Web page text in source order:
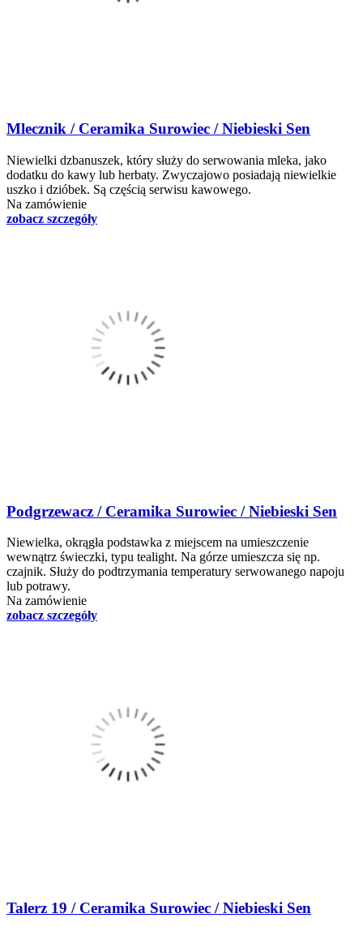
Mlecznik / Ceramika Surowiec / Niebieski Sen
Niewielki dzbanuszek, który służy do serwowania mleka, jako
dodatku do kawy lub herbaty. Zwyczajowo posiadają niewielkie
uszko i dzióbek. Są częścią serwisu kawowego.
Na zamówienie
zobacz szczegóły
Podgrzewacz / Ceramika Surowiec / Niebieski Sen
Niewielka, okrągła podstawka z miejscem na umieszczenie
wewnątrz świeczki, typu tealight. Na górze umieszcza się np.
czajnik. Służy do podtrzymania temperatury serwowanego napoju
lub potrawy.
Na zamówienie
zobacz szczegóły
Talerz 19 / Ceramika Surowiec / Niebieski Sen